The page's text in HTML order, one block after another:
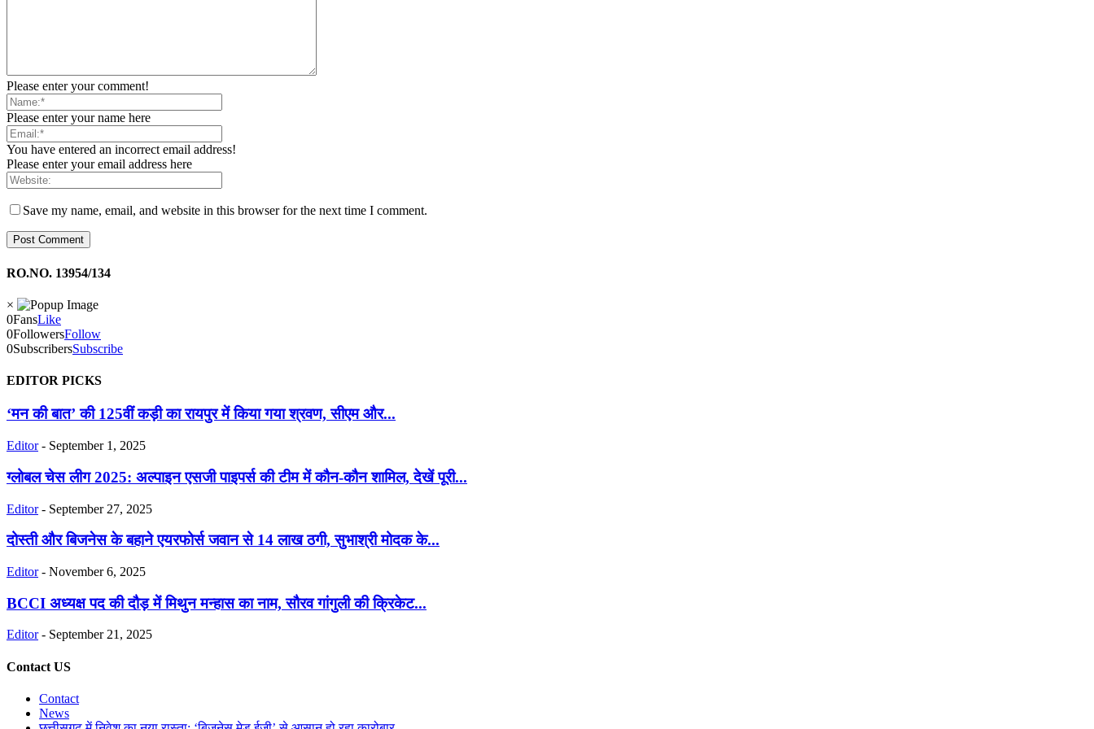
Please enter your comment!
Please enter your name here
You have entered an incorrect email address!
Please enter your email address here
Save my name, email, and website in this browser for the next time I comment.
RO.NO. 13954/134
×
0FansLike
0FollowersFollow
0SubscribersSubscribe
EDITOR PICKS
‘मन की बात’ की 125वीं कड़ी का रायपुर में किया गया श्रवण, सीएम और...
Editor - September 1, 2025
ग्लोबल चेस लीग 2025: अल्पाइन एसजी पाइपर्स की टीम में कौन-कौन शामिल, देखें पूरी...
Editor - September 27, 2025
दोस्ती और बिजनेस के बहाने एयरफोर्स जवान से 14 लाख ठगी, सुभाश्री मोदक के...
Editor - November 6, 2025
BCCI अध्यक्ष पद की दौड़ में मिथुन मन्हास का नाम, सौरव गांगुली की क्रिकेट...
Editor - September 21, 2025
Contact US
Contact
News